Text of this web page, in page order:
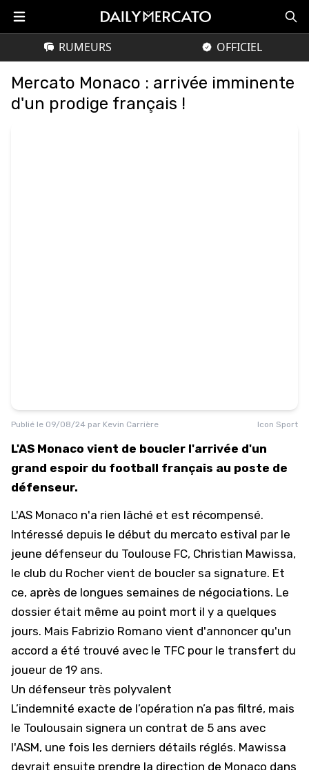
RUMEURS OFFICIEL
Mercato Monaco : arrivée imminente
d'un prodige français !
Publié le 09/08/24 par Kevin Carrière Icon Sport
L'AS Monaco vient de boucler l'arrivée d'un
grand espoir du football français au poste de
défenseur.
L'AS Monaco n'a rien lâché et est récompensé.
Intéressé depuis le début du mercato estival par le
jeune défenseur du Toulouse FC, Christian Mawissa,
le club du Rocher vient de boucler sa signature. Et
ce, après de longues semaines de négociations. Le
dossier était même au point mort il y a quelques
jours. Mais Fabrizio Romano vient d'annoncer qu'un
accord a été trouvé avec le TFC pour le transfert du
joueur de 19 ans.
Un défenseur très polyvalent
L’indemnité exacte de l’opération n’a pas filtré, mais
le Toulousain signera un contrat de 5 ans avec
l'ASM, une fois les derniers détails réglés. Mawissa
devrait ensuite prendre la direction de Monaco dans